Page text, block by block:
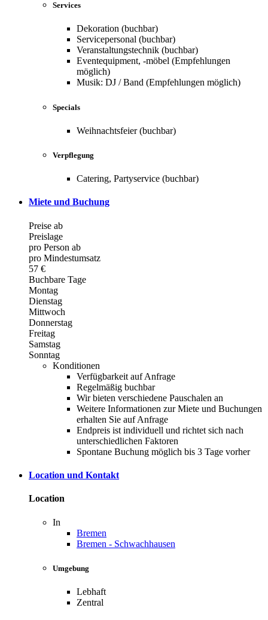
Services
Dekoration (buchbar)
Servicepersonal (buchbar)
Veranstaltungstechnik (buchbar)
Eventequipment, -möbel (Empfehlungen
möglich)
Musik: DJ / Band (Empfehlungen möglich)
Specials
Weihnachtsfeier (buchbar)
Verpflegung
Catering, Partyservice (buchbar)
Miete und Buchung
Preise ab
Preislage
pro Person ab
pro Mindestumsatz
57 €
Buchbare Tage
Montag
Dienstag
Mittwoch
Donnerstag
Freitag
Samstag
Sonntag
Konditionen
Verfügbarkeit auf Anfrage
Regelmäßig buchbar
Wir bieten verschiedene Pauschalen an
Weitere Informationen zur Miete und Buchungen
erhalten Sie auf Anfrage
Endpreis ist individuell und richtet sich nach
unterschiedlichen Faktoren
Spontane Buchung möglich bis 3 Tage vorher
Location und Kontakt
Location
In
Bremen
Bremen - Schwachhausen
Umgebung
Lebhaft
Zentral